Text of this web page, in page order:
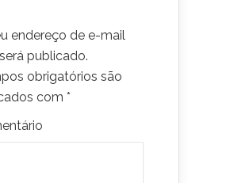
endereço de e-mail
publicado.
obrigatórios são
com *